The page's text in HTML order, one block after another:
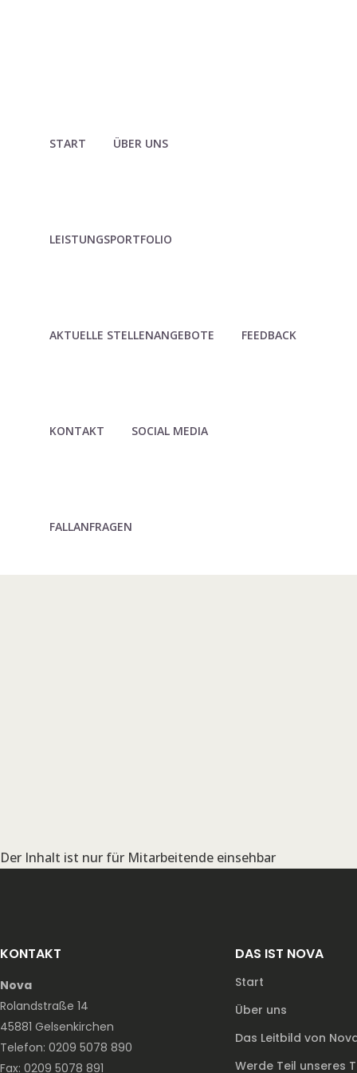
START ÜBER UNS
LEISTUNGSPORTFOLIO
AKTUELLE STELLENANGEBOTE FEEDBACK
KONTAKT SOCIAL MEDIA
FALLANFRAGEN
Der Inhalt ist nur für Mitarbeitende einsehbar
KONTAKT
Nova
Rolandstraße 14
45881 Gelsenkirchen
Telefon: 0209 5078 890
Fax: 0209 5078 891
DAS IST NOVA
Start
Über uns
Das Leitbild von
Werde Teil unseres